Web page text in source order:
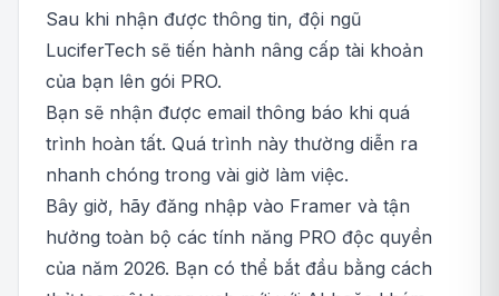
Sau khi nhận được thông tin, đội ngũ
LuciferTech sẽ tiến hành nâng cấp tài khoản
của bạn lên gói PRO.
Bạn sẽ nhận được email thông báo khi quá
trình hoàn tất. Quá trình này thường diễn ra
nhanh chóng trong vài giờ làm việc.
Bây giờ, hãy đăng nhập vào Framer và tận
hưởng toàn bộ các tính năng PRO độc quyền
của năm 2026. Bạn có thể bắt đầu bằng cách